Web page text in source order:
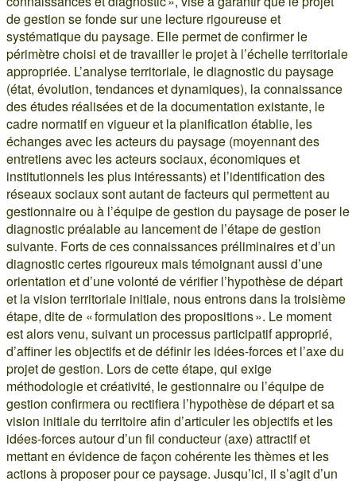
de gestion se fonde sur une lecture rigoureuse et
systématique du paysage. Elle permet de confirmer le
périmètre choisi et de travailler le projet à l’échelle territoriale
appropriée. L’analyse territoriale, le diagnostic du paysage
(état, évolution, tendances et dynamiques), la connaissance
des études réalisées et de la documentation existante, le
cadre normatif en vigueur et la planification établie, les
échanges avec les acteurs du paysage (moyennant des
entretiens avec les acteurs sociaux, économiques et
institutionnels les plus intéressants) et l’identification des
réseaux sociaux sont autant de facteurs qui permettent au
gestionnaire ou à l’équipe de gestion du paysage de poser le
diagnostic préalable au lancement de l’étape de gestion
suivante. Forts de ces connaissances préliminaires et d’un
diagnostic certes rigoureux mais témoignant aussi d’une
orientation et d’une volonté de vérifier l’hypothèse de départ
et la vision territoriale initiale, nous entrons dans la troisième
étape, dite de « formulation des propositions ». Le moment
est alors venu, suivant un processus participatif approprié,
d’affiner les objectifs et de définir les idées-forces et l’axe du
projet de gestion. Lors de cette étape, qui exige
méthodologie et créativité, le gestionnaire ou l’équipe de
gestion confirmera ou rectifiera l’hypothèse de départ et sa
vision initiale du territoire afin d’articuler les objectifs et les
idées-forces autour d’un fil conducteur (axe) attractif et
mettant en évidence de façon cohérente les thèmes et les
actions à proposer pour ce paysage. Jusqu’ici, il s’agit d’un